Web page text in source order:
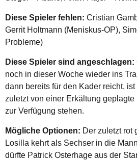
Diese Spieler fehlen: Cristian
Gerrit Holtmann (Meniskus-OP),
Probleme)
Diese Spieler sind angeschlagen:
noch in dieser Woche wieder ins
dann bereits für den Kader reicht,
zuletzt von einer Erkältung
zur Verfügung stehen.
Mögliche Optionen: Der zuletzt rot
Losilla kehrt als Sechser in die
dürfte Patrick Osterhage aus der